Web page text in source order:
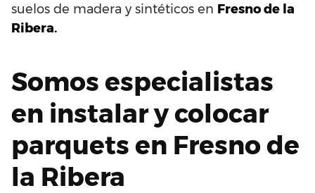
suelos de madera y sintéticos en Fresno de la
Ribera.
Somos especialistas
en instalar y colocar
parquets en Fresno de
la Ribera